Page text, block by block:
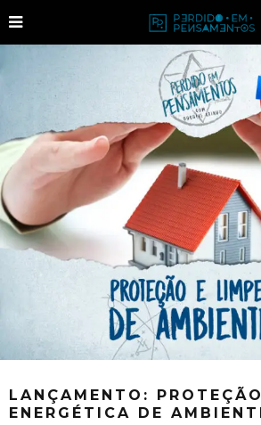
LANÇAMENTO:
ENERGÉTICA DE